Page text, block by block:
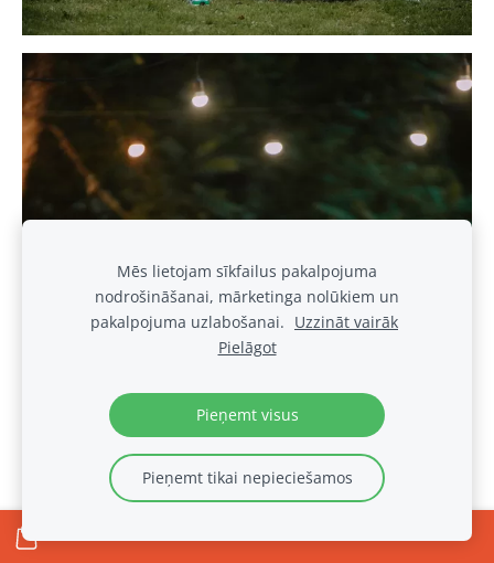
Mēs lietojam sīkfailus pakalpojuma
nodrošināšanai, mārketinga nolūkiem un
pakalpojuma uzlabošanai. Uzzināt vairāk
Pielāgot
Pieņemt visus
Pieņemt tikai nepieciešamos